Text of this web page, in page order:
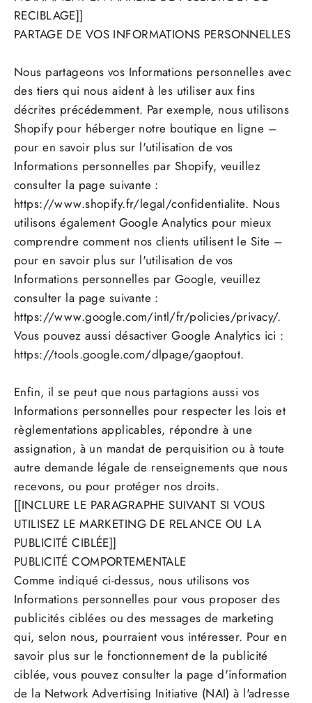
RECIBLAGE]]
PARTAGE DE VOS INFORMATIONS PERSONNELLES
Nous partageons vos Informations personnelles avec
des tiers qui nous aident à les utiliser aux fins
décrites précédemment. Par exemple, nous utilisons
Shopify pour héberger notre boutique en ligne –
pour en savoir plus sur l'utilisation de vos
Informations personnelles par Shopify, veuillez
consulter la page suivante :
https://www.shopify.fr/legal/confidentialite. Nous
utilisons également Google Analytics pour mieux
comprendre comment nos clients utilisent le Site –
pour en savoir plus sur l'utilisation de vos
Informations personnelles par Google, veuillez
consulter la page suivante :
https://www.google.com/intl/fr/policies/privacy/.
Vous pouvez aussi désactiver Google Analytics ici :
https://tools.google.com/dlpage/gaoptout.
Enfin, il se peut que nous partagions aussi vos
Informations personnelles pour respecter les lois et
règlementations applicables, répondre à une
assignation, à un mandat de perquisition ou à toute
autre demande légale de renseignements que nous
recevons, ou pour protéger nos droits.
[[INCLURE LE PARAGRAPHE SUIVANT SI VOUS
UTILISEZ LE MARKETING DE RELANCE OU LA
PUBLICITÉ CIBLÉE]]
PUBLICITÉ COMPORTEMENTALE
Comme indiqué ci-dessus, nous utilisons vos
Informations personnelles pour vous proposer des
publicités ciblées ou des messages de marketing
qui, selon nous, pourraient vous intéresser. Pour en
savoir plus sur le fonctionnement de la publicité
ciblée, vous pouvez consulter la page d'information
de la Network Advertising Initiative (NAI) à l'adresse